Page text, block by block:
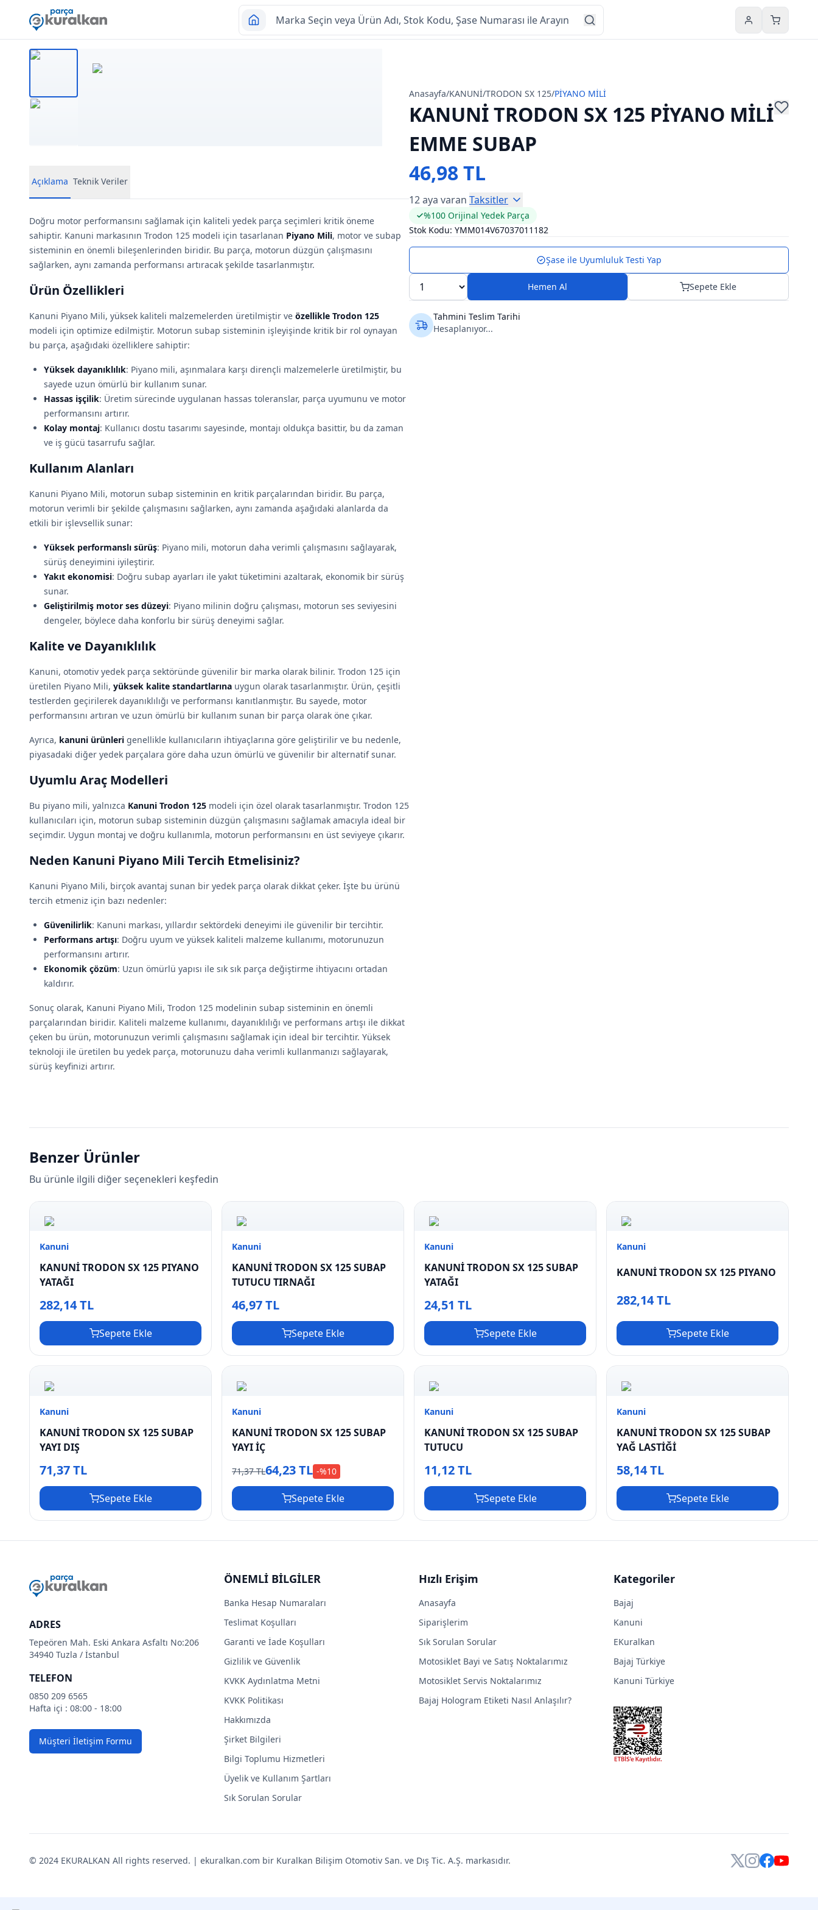
HesabımSepetim
Anasayfa/KANUNİ/TRODON SX 125/PİYANO MİLİ
KANUNİ TRODON SX 125 PİYANO MİLİ
EMME SUBAP
46,98 TL
12 aya varan Taksitler
%100 Orijinal Yedek Parça
Stok Kodu: YMM014V67037011182
Şase ile Uyumluluk Testi Yap
Hemen Al Sepete Ekle
Tahmini Teslim Tarihi
Hesaplanıyor...
Açıklama Teknik Veriler
Doğru motor performansını sağlamak için kaliteli yedek parça seçimleri kritik öneme
sahiptir. Kanuni markasının Trodon 125 modeli için tasarlanan Piyano Mili, motor ve subap
sisteminin en önemli bileşenlerinden biridir. Bu parça, motorun düzgün çalışmasını
sağlarken, aynı zamanda performansı artıracak şekilde tasarlanmıştır.
Ürün Özellikleri
Kanuni Piyano Mili, yüksek kaliteli malzemelerden üretilmiştir ve özellikle Trodon 125
modeli için optimize edilmiştir. Motorun subap sisteminin işleyişinde kritik bir rol oynayan
bu parça, aşağıdaki özelliklere sahiptir:
Yüksek dayanıklılık: Piyano mili, aşınmalara karşı dirençli malzemelerle üretilmiştir, bu
sayede uzun ömürlü bir kullanım sunar.
Hassas işçilik: Üretim sürecinde uygulanan hassas toleranslar, parça uyumunu ve motor
performansını artırır.
Kolay montaj: Kullanıcı dostu tasarımı sayesinde, montajı oldukça basittir, bu da zaman
ve iş gücü tasarrufu sağlar.
Kullanım Alanları
Kanuni Piyano Mili, motorun subap sisteminin en kritik parçalarından biridir. Bu parça,
motorun verimli bir şekilde çalışmasını sağlarken, aynı zamanda aşağıdaki alanlarda da
etkili bir işlevsellik sunar:
Yüksek performanslı sürüş: Piyano mili, motorun daha verimli çalışmasını sağlayarak,
sürüş deneyimini iyileştirir.
Yakıt ekonomisi: Doğru subap ayarları ile yakıt tüketimini azaltarak, ekonomik bir sürüş
sunar.
Geliştirilmiş motor ses düzeyi: Piyano milinin doğru çalışması, motorun ses seviyesini
dengeler, böylece daha konforlu bir sürüş deneyimi sağlar.
Kalite ve Dayanıklılık
Kanuni, otomotiv yedek parça sektöründe güvenilir bir marka olarak bilinir. Trodon 125 için
üretilen Piyano Mili, yüksek kalite standartlarına uygun olarak tasarlanmıştır. Ürün, çeşitli
testlerden geçirilerek dayanıklılığı ve performansı kanıtlanmıştır. Bu sayede, motor
performansını artıran ve uzun ömürlü bir kullanım sunan bir parça olarak öne çıkar.
Ayrıca, kanuni ürünleri genellikle kullanıcıların ihtiyaçlarına göre geliştirilir ve bu nedenle,
piyasadaki diğer yedek parçalara göre daha uzun ömürlü ve güvenilir bir alternatif sunar.
Uyumlu Araç Modelleri
Bu piyano mili, yalnızca Kanuni Trodon 125 modeli için özel olarak tasarlanmıştır. Trodon 125
kullanıcıları için, motorun subap sisteminin düzgün çalışmasını sağlamak amacıyla ideal bir
seçimdir. Uygun montaj ve doğru kullanımla, motorun performansını en üst seviyeye çıkarır.
Neden Kanuni Piyano Mili Tercih Etmelisiniz?
Kanuni Piyano Mili, birçok avantaj sunan bir yedek parça olarak dikkat çeker. İşte bu ürünü
tercih etmeniz için bazı nedenler:
Güvenilirlik: Kanuni markası, yıllardır sektördeki deneyimi ile güvenilir bir tercihtir.
Performans artışı: Doğru uyum ve yüksek kaliteli malzeme kullanımı, motorunuzun
performansını artırır.
Ekonomik çözüm: Uzun ömürlü yapısı ile sık sık parça değiştirme ihtiyacını ortadan
kaldırır.
Sonuç olarak, Kanuni Piyano Mili, Trodon 125 modelinin subap sisteminin en önemli
parçalarından biridir. Kaliteli malzeme kullanımı, dayanıklılığı ve performans artışı ile dikkat
çeken bu ürün, motorunuzun verimli çalışmasını sağlamak için ideal bir tercihtir. Yüksek
teknoloji ile üretilen bu yedek parça, motorunuzu daha verimli kullanmanızı sağlayarak,
sürüş keyfinizi artırır.
Benzer Ürünler
Bu ürünle ilgili diğer seçenekleri keşfedin
Kanuni
KANUNİ TRODON SX 125 PIYANO
YATAĞI
282,14 TL
Sepete Ekle
Kanuni
KANUNİ TRODON SX 125 SUBAP
TUTUCU TIRNAĞI
46,97 TL
Sepete Ekle
Kanuni
KANUNİ TRODON SX 125 SUBAP
YATAĞI
24,51 TL
Sepete Ekle
Kanuni
KANUNİ TRODON SX 125 PIYANO
282,14 TL
Sepete Ekle
Kanuni
KANUNİ TRODON SX 125 SUBAP
YAYI DIŞ
71,37 TL
Sepete Ekle
Kanuni
KANUNİ TRODON SX 125 SUBAP
YAYI İÇ
71,37 TL64,23 TL -%10
Sepete Ekle
Kanuni
KANUNİ TRODON SX 125 SUBAP
TUTUCU
11,12 TL
Sepete Ekle
Kanuni
KANUNİ TRODON SX 125 SUBAP
YAĞ LASTİĞİ
58,14 TL
Sepete Ekle
ADRES
Tepeören Mah. Eski Ankara Asfaltı No:206
34940 Tuzla / İstanbul
TELEFON
0850 209 6565
Hafta içi : 08:00 - 18:00
Müşteri İletişim Formu
ÖNEMLİ BİLGİLER
Banka Hesap Numaraları
Teslimat Koşulları
Garanti ve İade Koşulları
Gizlilik ve Güvenlik
KVKK Aydınlatma Metni
KVKK Politikası
Hakkımızda
Şirket Bilgileri
Bilgi Toplumu Hizmetleri
Üyelik ve Kullanım Şartları
Sık Sorulan Sorular
Hızlı Erişim
Anasayfa
Siparişlerim
Sık Sorulan Sorular
Motosiklet Bayi ve Satış Noktalarımız
Motosiklet Servis Noktalarımız
Bajaj Hologram Etiketi Nasıl Anlaşılır?
Kategoriler
Bajaj
Kanuni
EKuralkan
Bajaj Türkiye
Kanuni Türkiye
© 2024 EKURALKAN All rights reserved. | ekuralkan.com bir Kuralkan Bilişim Otomotiv San. ve Dış Tic. A.Ş. markasıdır.